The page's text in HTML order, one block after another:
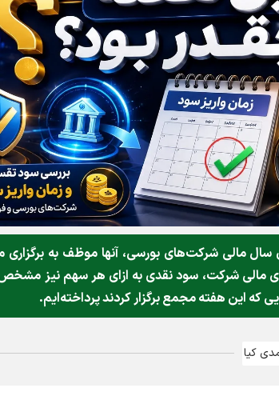
سال مالی شرکت‌های بورسی، آنها موظف به
شرکت، سود نقدی به ازای هر سهم نیز مشخص
که این هفته مجمع برگزار کردند پرداخته‌ایم.
کیا